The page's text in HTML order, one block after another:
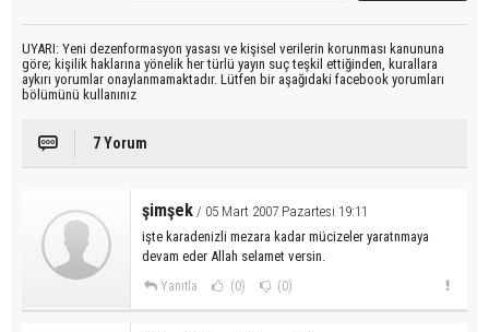
UYARI: Yeni dezenformasyon yasası ve kişisel verilerin korunması kanununa
göre; kişilik haklarına yönelik her türlü yayın suç teşkil ettiğinden, kurallara
aykırı yorumlar onaylanmamaktadır. Lütfen bir aşağıdaki facebook yorumları
bölümünü kullanınız
7 Yorum
şimşek / 05 Mart 2007 Pazartesi 19:11
işte karadenizli mezara kadar mücizeler yaratnmaya
devam eder Allah selamet versin.
Yanıtla (0) (0)